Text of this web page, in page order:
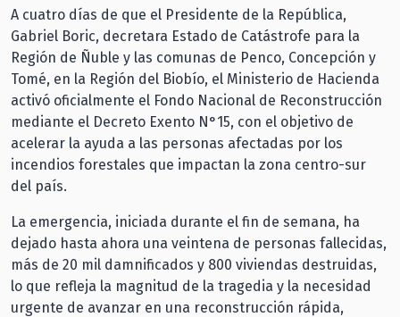
A cuatro días de que el Presidente de la República,
Gabriel Boric, decretara Estado de Catástrofe para la
Región de Ñuble y las comunas de Penco, Concepción y
Tomé, en la Región del Biobío, el Ministerio de Hacienda
activó oficialmente el Fondo Nacional de Reconstrucción
mediante el Decreto Exento N°15, con el objetivo de
acelerar la ayuda a las personas afectadas por los
incendios forestales que impactan la zona centro-sur
del país.
La emergencia, iniciada durante el fin de semana, ha
dejado hasta ahora una veintena de personas fallecidas,
más de 20 mil damnificados y 800 viviendas destruidas,
lo que refleja la magnitud de la tragedia y la necesidad
urgente de avanzar en una reconstrucción rápida,